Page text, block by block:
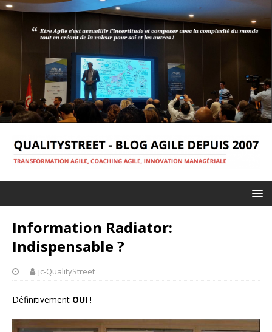
Information Radiator:
Indispensable ?
jc-QualityStreet
Définitivement OUI !